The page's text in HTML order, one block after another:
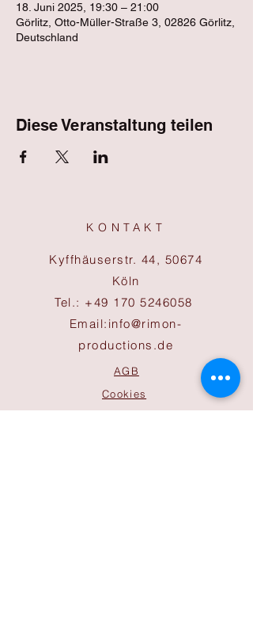
18. Juni 2025, 19:30 – 21:00
Görlitz, Otto-Müller-Straße 3, 02826 Görlitz,
Deutschland
Diese Veranstaltung teilen
KONTAKT
Kyffhäuserstr. 44, 50674
Köln
Tel.: +49 170 5246058
Email: info@rimon-
productions.de
AGB
Cookies